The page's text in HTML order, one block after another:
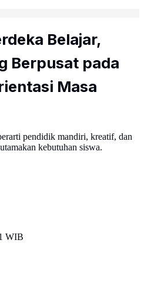
Belajar,
Berpusat pada
Masa
pendidik mandiri, kreatif, dan
kebutuhan siswa.
WIB